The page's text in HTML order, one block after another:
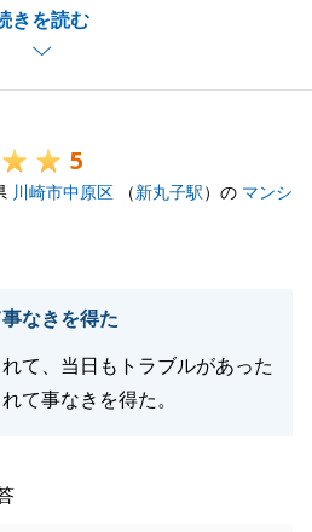
きを読む
ます。
ならず、先回りしたご提案や
つきましても、K様のお役に
お客様に安心して不動産取引
努めておりますが、K様から
いうお言葉は、今後の励みと
ます。
ることでお困り事やご相談が
ことでもお気軽にお声がけい
5
川崎市中原区 （新丸子駅）の マンシ
なきを得た
て、当日もトラブルがあった
て事なきを得た。